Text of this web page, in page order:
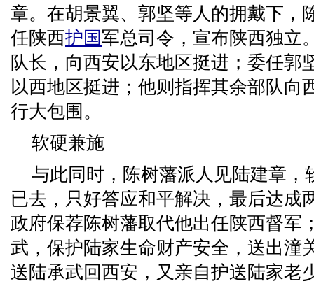
章。在胡景翼、郭坚等人的拥戴下，
任陕西护国军总司令，宣布陕西独立
队长，向西安以东地区挺进；委任郭
以西地区挺进；他则指挥其余部队向
行大包围。
软硬兼施
与此同时，陈树藩派人见陆建章，
已去，只好答应和平解决，最后达成
政府保荐陈树藩取代他出任陕西督军
武，保护陆家生命财产安全，送出潼
送陆承武回西安，又亲自护送陆家老